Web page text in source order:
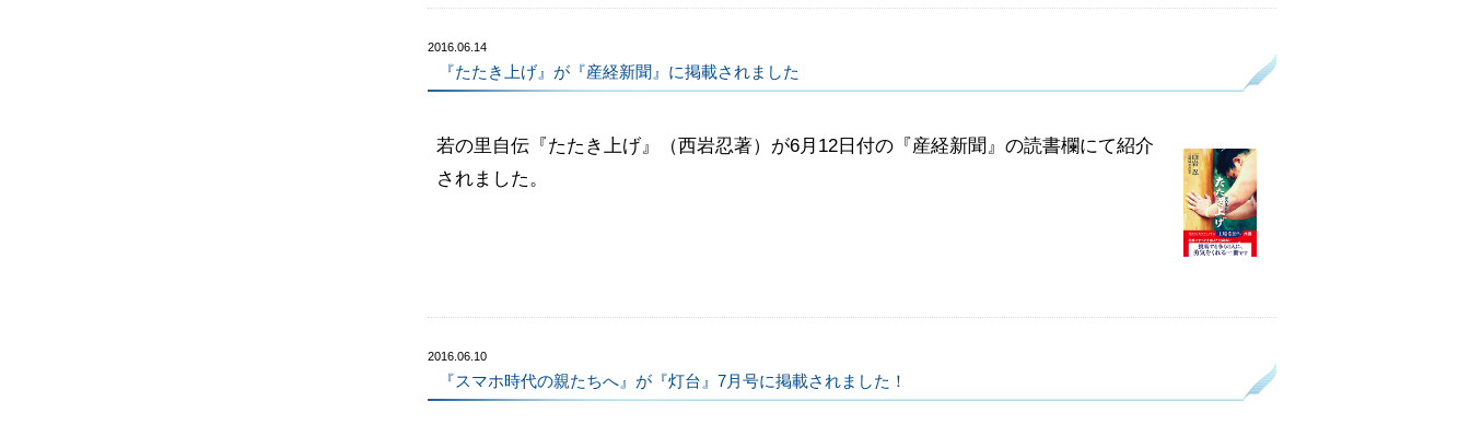
2016.06.14
『たたき上げ』が『産経新聞』に掲載されました
若の里自伝『たたき上げ』（西岩忍著）が6月12日付の『産経新聞』の読書欄にて紹介
されました。
2016.06.10
『スマホ時代の親たちへ』が『灯台』7月号に掲載されました！